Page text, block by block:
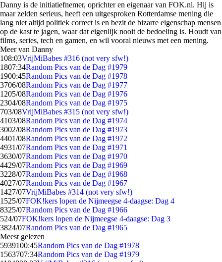
Danny is de initiatiefnemer, oprichter en eigenaar van FOK.nl. Hij is
maar zelden serieus, heeft een uitgesproken Rotterdamse mening die
lang niet altijd politiek correct is en bezit de bizarre eigenschap mensen
op de kast te jagen, waar dat eigenlijk nooit de bedoeling is. Houdt van
films, series, tech en gamen, en wil vooral nieuws met een mening.
Meer van Danny
108:03VrijMiBabes #316 (not very sfw!)
1807:34Random Pics van de Dag #1979
1900:45Random Pics van de Dag #1978
3706/08Random Pics van de Dag #1977
1205/08Random Pics van de Dag #1976
2304/08Random Pics van de Dag #1975
703/08VrijMiBabes #315 (not very sfw!)
4103/08Random Pics van de Dag #1974
3002/08Random Pics van de Dag #1973
4401/08Random Pics van de Dag #1972
4931/07Random Pics van de Dag #1971
3630/07Random Pics van de Dag #1970
4429/07Random Pics van de Dag #1969
3228/07Random Pics van de Dag #1968
4027/07Random Pics van de Dag #1967
1427/07VrijMiBabes #314 (not very sfw!)
1525/07FOK!kers lopen de Nijmeegse 4-daagse: Dag 4
8325/07Random Pics van de Dag #1966
524/07FOK!kers lopen de Nijmeegse 4-daagse: Dag 3
3824/07Random Pics van de Dag #1965
Meest gelezen
5939100:45Random Pics van de Dag #1978
1563707:34Random Pics van de Dag #1979